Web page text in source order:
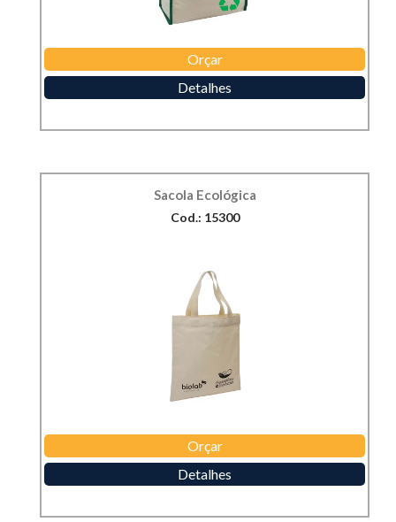
Orçar
Detalhes
Sacola Ecológica
Cod.: 15300
Orçar
Detalhes